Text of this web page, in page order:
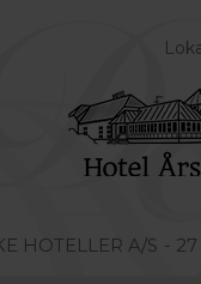
HOTELLER A/S -